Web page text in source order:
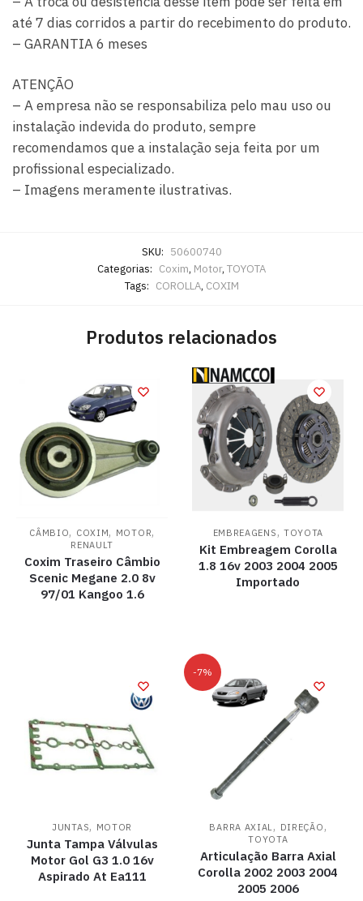
até 7 dias corridos a partir do recebimento do produto.
– GARANTIA 6 meses
ATENÇÃO
– A empresa não se responsabiliza pelo mau uso ou
instalação indevida do produto, sempre
recomendamos que a instalação seja feita por um
profissional especializado.
– Imagens meramente ilustrativas.
SKU: 50600740
Categorias: Coxim, Motor, TOYOTA
Tags: COROLLA, COXIM
Produtos relacionados
CÂMBIO, COXIM, MOTOR,
RENAULT
Coxim Traseiro Câmbio
Scenic Megane 2.0 8v
97/01 Kangoo 1.6
EMBREAGENS , TOYOTA
Kit Embreagem Corolla
1.8 16v 2003 2004 2005
Importado
JUNTAS, MOTOR
Junta Tampa Válvulas
Motor Gol G3 1.0 16v
Aspirado At Ea111
-7%
BARRA AXIAL, DIREÇÃO ,
TOYOTA
Articulação Barra Axial
Corolla 2002 2003 2004
2005 2006